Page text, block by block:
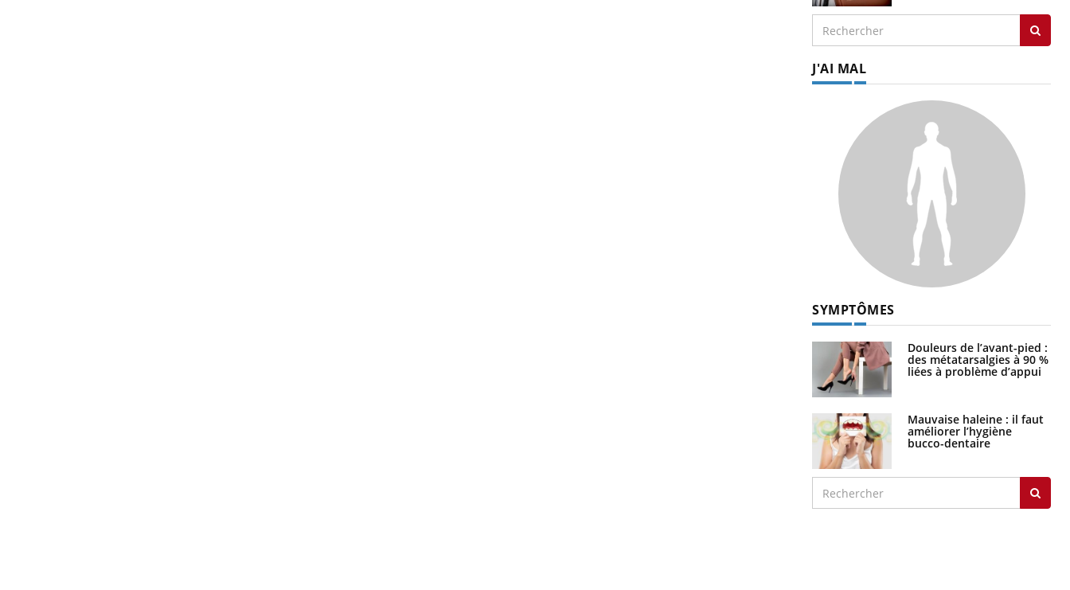
J'AI MAL
SYMPTÔMES
Douleurs de l’avant-pied :
des métatarsalgies à 90 %
liées à problème d’appui
Mauvaise haleine : il faut
améliorer l’hygiène
bucco-dentaire